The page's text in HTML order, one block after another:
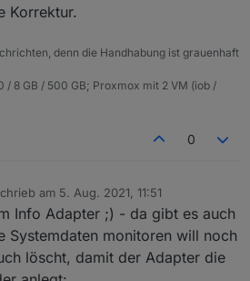
verstehe was Du meinst vom Typ
;)
Korrektur.
denn die Handhabung ist grauenhaft
/ 8 GB / 500 GB; Proxmox mit 2 VM (iob /
0
am 5. Aug. 2021, 11:51
editiert von
Info Adapter ;) - da gibt es auch
Systemdaten monitoren will noch
löscht, damit der Adapter die